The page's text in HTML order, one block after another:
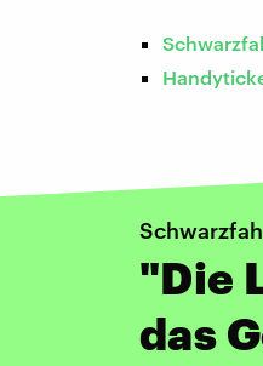
"Die
das